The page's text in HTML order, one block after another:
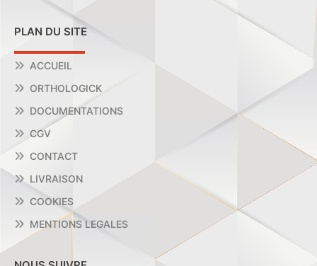
PLAN DU SITE
ACCUEIL
ORTHOLOGICK
DOCUMENTATIONS
CGV
CONTACT
LIVRAISON
COOKIES
MENTIONS LEGALES